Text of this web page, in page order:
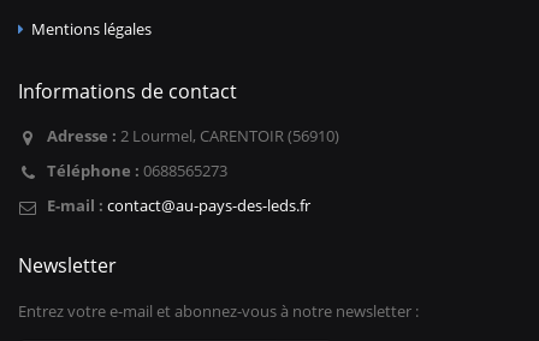
Mentions légales
Informations de contact
Adresse : 2 Lourmel, CARENTOIR (56910)
Téléphone : 0688565273
E-mail : contact@au-pays-des-leds.fr
Newsletter
Entrez votre e-mail et abonnez-vous à notre newsletter :